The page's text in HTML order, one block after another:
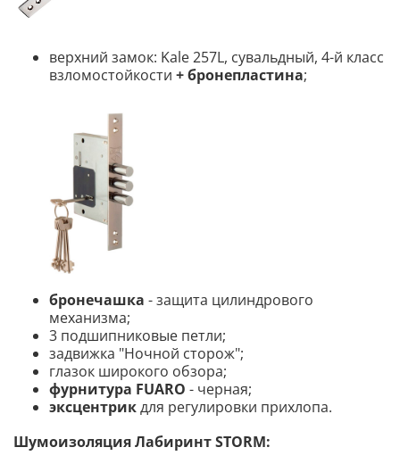
верхний замок: Kale 257L, сувальдный, 4-й класс
взломостойкости + бронепластина;
бронечашка - защита цилиндрового
механизма;
3 подшипниковые петли;
задвижка "Ночной сторож";
глазок широкого обзора;
фурнитура FUARO - черная;
эксцентрикдля регулировки прихлопа.
Шумоизоляция Лабиринт STORM: